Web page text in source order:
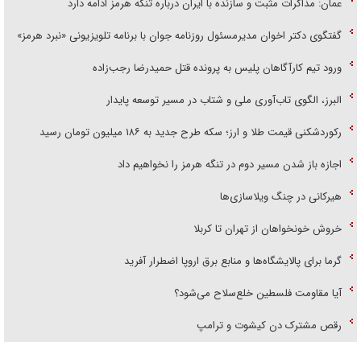
گفتگوی دکتر اخوان مدیرمسئول روزنامه جوان با برنامه تلویزیونی «نبرد هرمز»
ورود تیم کارآگاهان پلیس به پرونده قتل حمیدرضا رجب‌زاده
البرز، الگوی تاب‌آوری ملی و شتاب در مسیر توسعه پایدار
رکوردشکنی قیمت طلا و ارز؛ سکه طرح جدید به ۱۸۶ میلیون تومان رسید
اجازه باز شدن مسیر دوم در تنگه هرمز را نخواهیم داد
هیرکانی در چنگ ویلاسازی‌ها
خروش خونخواهان از تهران تا کربلا
گرما برای پالایشگاه‌ها و منابع برق اروپا اضطرار آفرید
آیا مقاومت فلسطین خلع‌سلاح می‌شود؟
رقص مشترک دن کیشوت و ترامپ